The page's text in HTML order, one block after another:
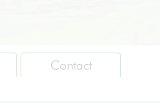
Contact